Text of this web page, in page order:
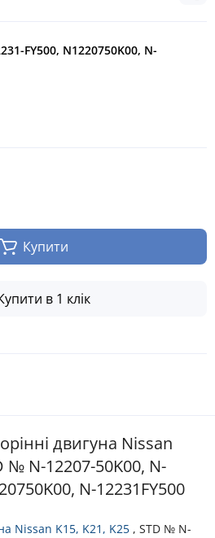
FY500, N1220750K00, N-
Купити
в 1 клік
двигуна Nissan
№ N-12207-50K00, N-
N-12231FY500
Nissan K15, K21, K25 , STD № N-